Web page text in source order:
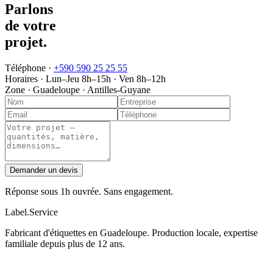
Parlons
de votre
projet.
Téléphone · +590 590 25 25 55
Horaires · Lun–Jeu 8h–15h · Ven 8h–12h
Zone · Guadeloupe · Antilles-Guyane
Demander un devis
Réponse sous 1h ouvrée. Sans engagement.
Label.Service
Fabricant d'étiquettes en Guadeloupe. Production locale, expertise
familiale depuis plus de 12 ans.